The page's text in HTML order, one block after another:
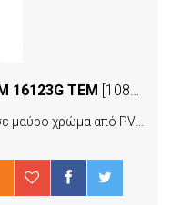
16123G ΤΕΜ [10893]